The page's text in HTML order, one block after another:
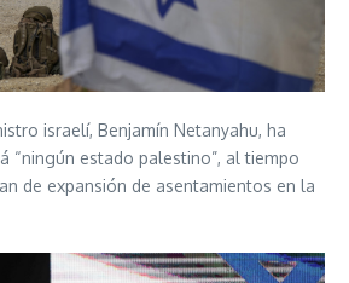
israelí, Benjamín Netanyahu, ha
“ningún estado palestino”, al tiempo
de expansión de asentamientos en la